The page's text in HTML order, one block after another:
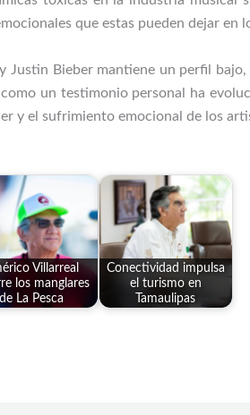
que estas pueden dejar en
Justin Bieber mantiene un perfil
un testimonio personal ha
y el sufrimiento emocional de los
Villarreal
los manglares
de La Pesca
Conectividad impulsa
el turismo en
Tamaulipas